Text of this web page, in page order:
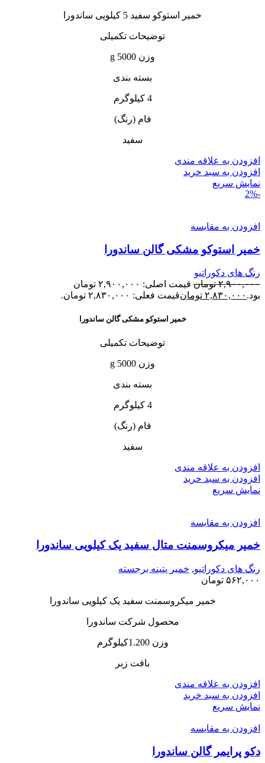
خمیر استوکو سفید 5 کیلویی ساندورا
توضیحات تکمیلی
وزن 5000 g
بسته بندی
4 کیلوگرم
فام (رنگ)
سفید
افزودن به علاقه مندی
افزودن به سبد خرید
نمایش سریع
-2%
افزودن به مقایسه
خمیر استوکو مشکی گالن ساندورا
رنگ های دکوراتیو
۲,۹۰۰,۰۰۰ تومان
قیمت اصلی: ۲,۹۰۰,۰۰۰ تومان
بود. ۲,۸۳۰,۰۰۰ تومانقیمت فعلی: ۲,۸۳۰,۰۰۰ تومان.
خمیر استوکو مشکی گالن ساندورا
توضیحات تکمیلی
وزن 5000 g
بسته بندی
4 کیلوگرم
فام (رنگ)
سفید
افزودن به علاقه مندی
افزودن به سبد خرید
نمایش سریع
افزودن به مقایسه
خمیر میکروسمنت متال سفید یک کیلویی ساندورا
رنگ های دکوراتیو, خمیر پتینه برجسته
۵۶۲,۰۰۰ تومان
خمیر میکروسمنت سفید یک کیلویی ساندورا
محصول شرکت ساندورا
وزن 1.200کیلوگرم
بافت زبر
افزودن به علاقه مندی
افزودن به سبد خرید
نمایش سریع
افزودن به مقایسه
دکو‌ پرایمر گالن ساندورا